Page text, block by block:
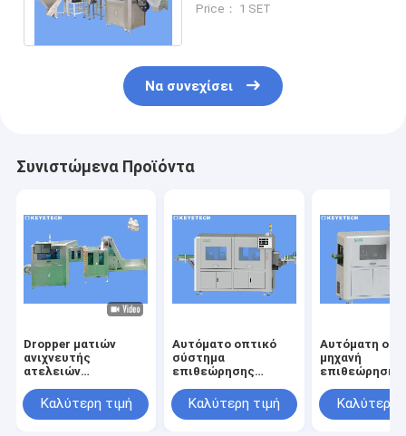
λεπτό Ακρίβεια ≤0,5 mm
Price： 1 SET
Να συνεχίσει
Συνιστώμενα Προϊόντα
Dropper ματιών
ανιχνευτής
ατελειών
επιθεώρησης ΚΑΠ
μπουκαλιών για την
Καλύτερη τιμή
Αυτόματο οπτικό
σύστημα
επιθεώρησης
για τον ποιοτικό
έλεγχο εικόνας
Καλύτερη τιμή
Αυτόματη
μηχανή
επιθεώρησης
ατέλειας
επιφάνειας
Καλύτερη